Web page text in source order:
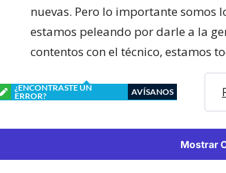
nuevas. Pero lo importante somos
estamos peleando por darle a la
contentos con el técnico, estamos
¿ENCONTRASTE UN
ERROR?
AVÍSANOS
Mostrar